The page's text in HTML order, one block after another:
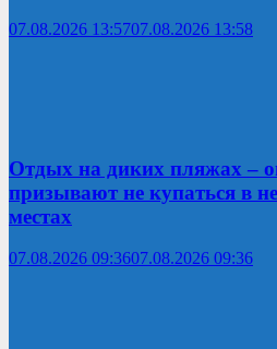
07.08.2026 13:5707.08.2026 13:58
Отдых на диких пляжах –
призывают не купаться в
местах
07.08.2026 09:3607.08.2026 09:36